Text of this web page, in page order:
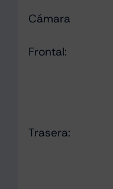
Cámara
Frontal:
Trasera: